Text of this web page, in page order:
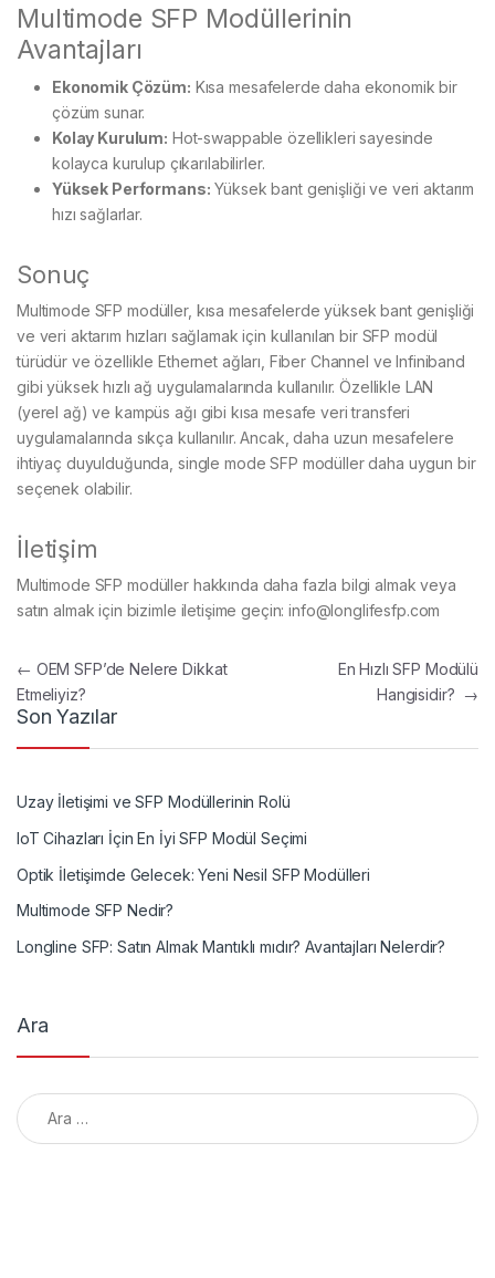
Multimode SFP Modüllerinin
Avantajları
Ekonomik Çözüm: Kısa mesafelerde daha ekonomik bir
çözüm sunar.
Kolay Kurulum: Hot-swappable özellikleri sayesinde
kolayca kurulup çıkarılabilirler.
Yüksek Performans: Yüksek bant genişliği ve veri aktarım
hızı sağlarlar.
Sonuç
Multimode SFP modüller, kısa mesafelerde yüksek bant genişliği
ve veri aktarım hızları sağlamak için kullanılan bir SFP modül
türüdür ve özellikle Ethernet ağları, Fiber Channel ve Infiniband
gibi yüksek hızlı ağ uygulamalarında kullanılır. Özellikle LAN
(yerel ağ) ve kampüs ağı gibi kısa mesafe veri transferi
uygulamalarında sıkça kullanılır. Ancak, daha uzun mesafelere
ihtiyaç duyulduğunda, single mode SFP modüller daha uygun bir
seçenek olabilir.
İletişim
Multimode SFP modüller hakkında daha fazla bilgi almak veya
satın almak için bizimle iletişime geçin:info@longlifesfp.com
Yazı gezinmesi
← OEM SFP’de Nelere Dikkat
Etmeliyiz?
En Hızlı SFP Modülü
Hangisidir? →
Son Yazılar
Uzay İletişimi ve SFP Modüllerinin Rolü
IoT Cihazları İçin En İyi SFP Modül Seçimi
Optik İletişimde Gelecek: Yeni Nesil SFP Modülleri
Multimode SFP Nedir?
Longline SFP: Satın Almak Mantıklı mıdır? Avantajları Nelerdir?
Ara
Arama: